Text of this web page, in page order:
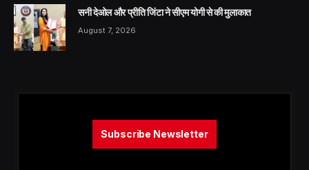
सनी देओल और प्रीति जिंटा ने सीएम योगी से की मुलाकात
August 7, 2026
Subscribe Newsletter